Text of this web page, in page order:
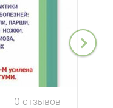
0 отзывов